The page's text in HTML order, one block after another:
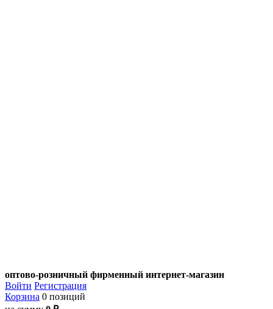
оптово-розничный фирменный интернет-магазин
Войти Регистрация
Корзина 0 позиций